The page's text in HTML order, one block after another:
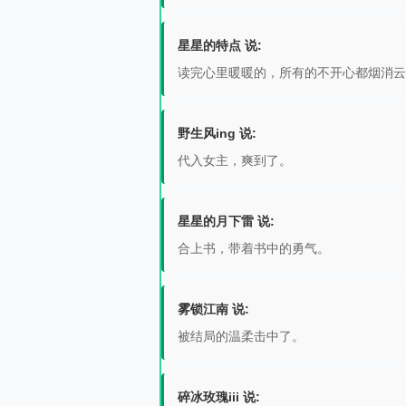
星星的特点 说:
读完心里暖暖的，所有的不开心都烟消
野生风ing 说:
代入女主，爽到了。
星星的月下雷 说:
合上书，带着书中的勇气。
雾锁江南 说:
被结局的温柔击中了。
碎冰玫瑰iii 说: